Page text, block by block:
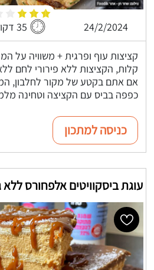
24/2/2024 35 דקות
קציצות עוף ופרגית + משוויה על
קלות, הקציצות ללא פירורי לחם
אם אתם בקטע של מקור לחלבון,
כפפה בביס עם הקציצה וטחינה
כניסה למתכון
עוגת ביסקוויטים אלפחורס ללא